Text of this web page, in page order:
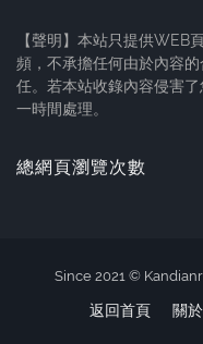
【聲明】本站只提供WEB
頻，不承擔任何由於內容
任。若本站收錄內容侵害
一時間處理。
總網頁瀏覽次數
Since 2021 ©
返回首頁 關